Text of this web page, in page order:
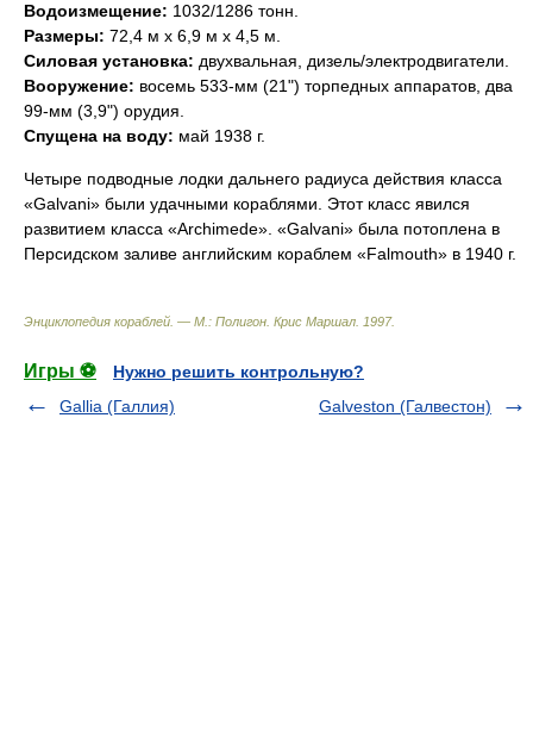
Водоизмещение: 1032/1286 тонн.
Размеры: 72,4 м х 6,9 м х 4,5 м.
Силовая установка: двухвальная, дизель/электродвигатели.
Вооружение: восемь 533-мм (21") торпедных аппаратов, два
99-мм (3,9") орудия.
Спущена на воду: май 1938 г.
Четыре подводные лодки дальнего радиуса действия класса
«Galvani» были удачными кораблями. Этот класс явился
развитием класса «Archimede». «Galvani» была потоплена в
Персидском заливе английским кораблем «Falmouth» в 1940 г.
Энциклопедия кораблей. — М.: Полигон Крис Маршал 1997.
Игры ⚽
Нужно решить контрольную?
Gallia (Галлия)
Galveston (Галвестон)